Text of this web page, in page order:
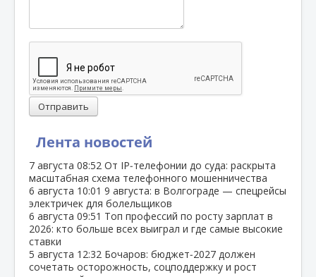
Лента новостей
7 августа 08:52 От IP‑телефонии до суда: раскрыта
масштабная схема телефонного мошенничества
6 августа 10:01 9 августа: в Волгограде — спецрейсы
электричек для болельщиков
6 августа 09:51 Топ профессий по росту зарплат в
2026: кто больше всех выиграл и где самые высокие
ставки
5 августа 12:32 Бочаров: бюджет‑2027 должен
сочетать осторожность, соцподдержку и рост
Отправить